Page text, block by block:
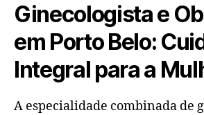
Ginecologista e
em Porto Belo:
Integral para a
A especialidade combinada de